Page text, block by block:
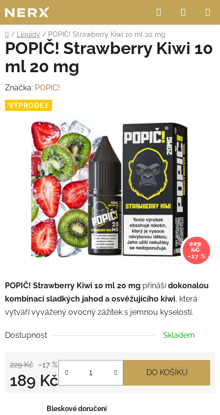
na
obsah
Hledat
KOŠÍK
Domů
/ Liquidy / POPIČ! Strawberry Kiwi 10 ml 20 mg
POPIČ! Strawberry Kiwi 10 ml 20 mg přinášídokonalou
kombinaci sladkých jahod a osvěžujícího kiwi, která
vytváří vyvážený ovocný zážitek s jemnou kyselostí.
Dostupnost Skladem
229 Kč –17 %
189 Kč DO KOŠÍKU
POPIČ! Strawberry Kiwi 10
ml 20 mg
Značka: POPIC!
VÝPRODEJ
229
KČ
–17 %
Bleskové doručení